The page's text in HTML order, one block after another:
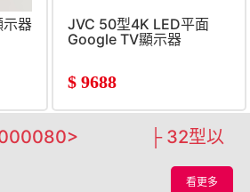
器
JVC 50型4K LED平面
Google TV顯示器
$ 9688
├ 32型以
看更多